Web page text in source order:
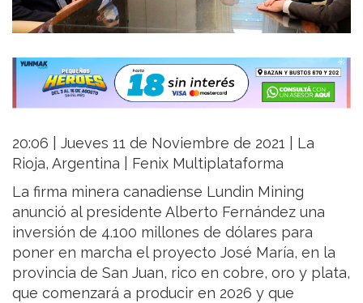
20:06 | Jueves 11 de Noviembre de 2021 | La
Rioja, Argentina | Fenix Multiplataforma
La firma minera canadiense Lundin Mining
anunció al presidente Alberto Fernández una
inversión de 4.100 millones de dólares para
poner en marcha el proyecto José María, en la
provincia de San Juan, rico en cobre, oro y plata,
que comenzará a producir en 2026 y que